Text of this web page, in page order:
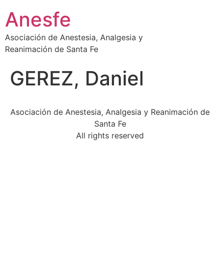
contenido
Anesfe
Asociación de Anestesia, Analgesia y
Reanimación de Santa Fe
GEREZ, Daniel
Asociación de Anestesia, Analgesia y Reanimación de
Santa Fe
All rights reserved